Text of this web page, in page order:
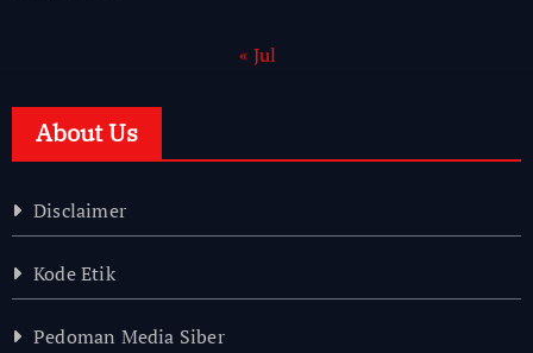
« Jul
About Us
Disclaimer
Kode Etik
Pedoman Media Siber